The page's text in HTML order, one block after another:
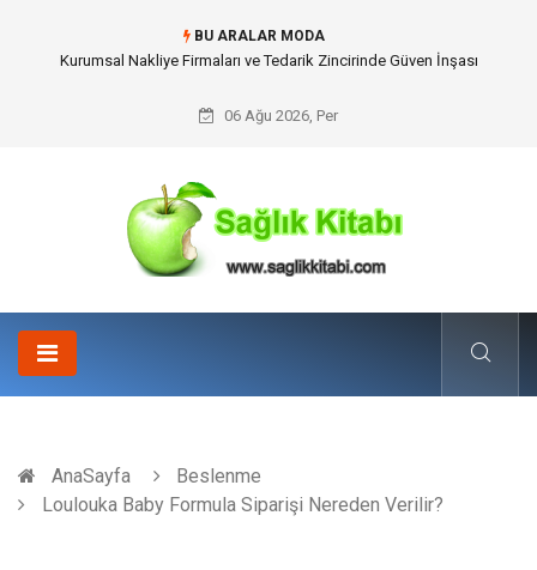
BU ARALAR MODA
Dalaman Kalkan Transfer: Kişiselleştirilmiş Hizmet Ve Uç Nokta Konforu
06 Ağu 2026, Per
AnaSayfa
Beslenme
Loulouka Baby Formula Siparişi Nereden Verilir?